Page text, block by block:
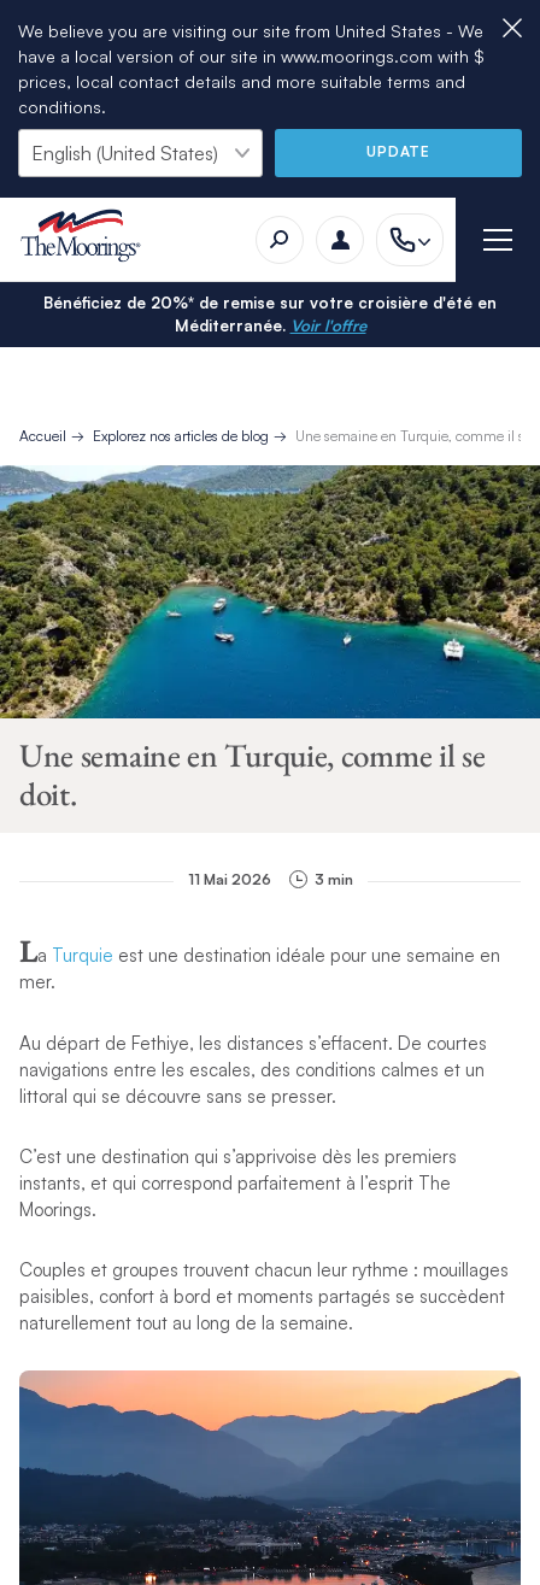
We believe you are visiting our site from United States - We
have a local version of our site in www.moorings.com with $
prices, local contact details and more suitable terms and
conditions.
UPDATE
Bénéficiez de 20%* de remise sur votre croisière d'été en
Méditerranée. Voir l'offre
Accueil Explorez nos articles de blog Une semaine en Turquie, comme il se
Une semaine en Turquie, comme il se
doit.
11 Mai 2026 3 min
La Turquie est une destination idéale pour une semaine en
mer.
Au départ de Fethiye, les distances s’effacent. De courtes
navigations entre les escales, des conditions calmes et un
littoral qui se découvre sans se presser.
C’est une destination qui s’apprivoise dès les premiers
instants, et qui correspond parfaitement à l’esprit The
Moorings.
Couples et groupes trouvent chacun leur rythme : mouillages
paisibles, confort à bord et moments partagés se succèdent
naturellement tout au long de la semaine.